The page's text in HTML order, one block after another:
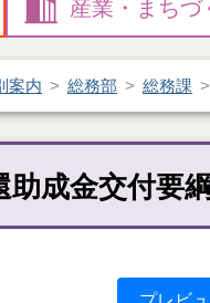
産業・ まちづ
案内 総務部 総務課
成金交付要綱